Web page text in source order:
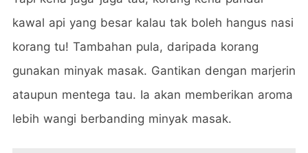
kawal api yang besar kalau tak boleh hangus nasi
korang tu! Tambahan pula, daripada korang
gunakan minyak masak. Gantikan dengan marjerin
ataupun mentega tau. Ia akan memberikan aroma
lebih wangi berbanding minyak masak.